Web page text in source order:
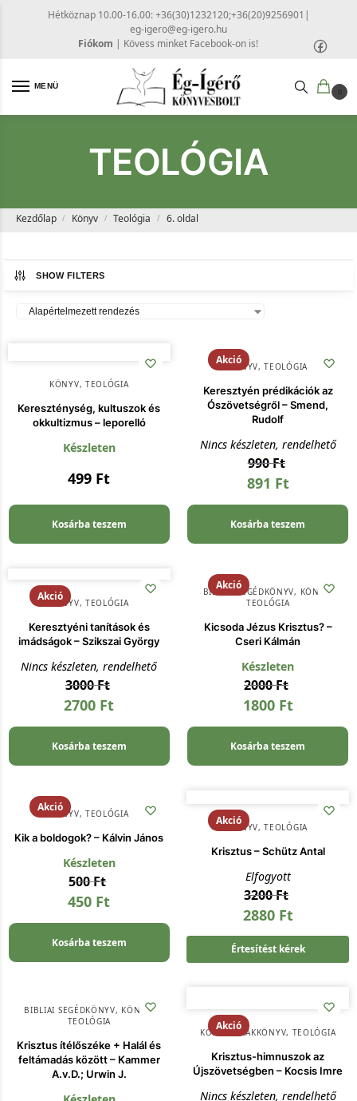
Hétköznap 10.00-16.00: +36(30)1232120;+36(20)9256901 |
eg-igero@eg-igero.hu
Fiókom | Kövess minket Facebook-on is!
MENÜ
0
TEOLÓGIA
Kezdőlap / Könyv / Teológia / 6. oldal
SHOW FILTERS
KÖNYV, TEOLÓGIA
Kereszténység, kultuszok és
okkultizmus – leporelló
Készleten
499 Ft
Kosárba teszem
AkcióKÖNYV,TEOLÓGIA
Keresztyén prédikációk az
Ószövetségről – Smend,
Rudolf
Nincs készleten, rendelhető
990Ft
891 Ft
Kosárba teszem
AkcióKÖNYV, TEOLÓGIA
Keresztyéni tanítások és
imádságok – Szikszai György
Nincs készleten, rendelhető
3000Ft
2700 Ft
Kosárba teszem
Akció
BIBLIAI SEGÉDKÖNYV, KÖNYV,
TEOLÓGIA
Kicsoda Jézus Krisztus? –
Cseri Kálmán
Készleten
2000Ft
1800 Ft
Kosárba teszem
AkcióKÖNYV, TEOLÓGIA
Kik a boldogok? – Kálvin János
Készleten
500Ft
450 Ft
Kosárba teszem
AkcióKÖNYV,TEOLÓGIA
Krisztus – Schütz Antal
Elfogyott
3200Ft
2880 Ft
Értesítést kérek
BIBLIAI SEGÉDKÖNYV, KÖNYV,
TEOLÓGIA
Krisztus ítélőszéke + Halál és
feltámadás között – Kammer
A.v.D.; Urwin J.
Akció
KÖNYV,SZAKKÖNYV, TEOLÓGIA
Krisztus-himnuszok az
Újszövetségben – Kocsis Imre
Nincs készleten, rendelhető